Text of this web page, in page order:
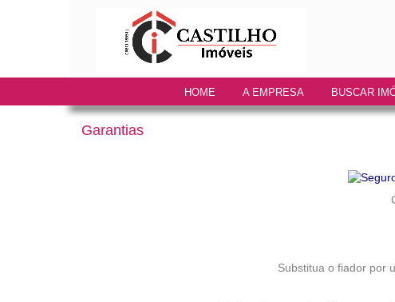
HOME A EMPRESA BUSCAR
Garantias
Substitua o fiador por